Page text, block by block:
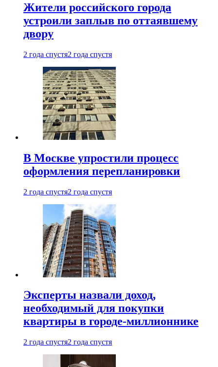
Жители российского города
устроили заплыв по оттаявшему
двору
2 года спустя2 года спустя
В Москве упростили процесс
оформления перепланировки
2 года спустя2 года спустя
Эксперты назвали доход,
необходимый для покупки
квартиры в городе-миллионнике
2 года спустя2 года спустя